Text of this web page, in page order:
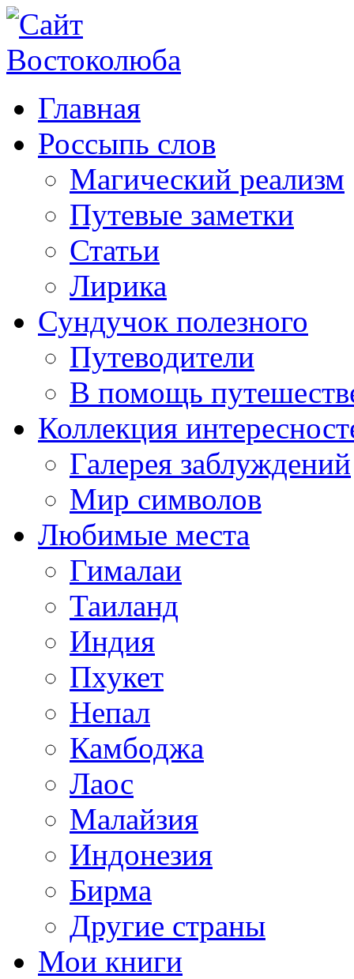
Главная
Россыпь слов
Магический реализм
Путевые заметки
Статьи
Лирика
Сундучок полезного
Путеводители
В помощь
Коллекция
Галерея заблуждений
Мир символов
Любимые места
Гималаи
Таиланд
Индия
Пхукет
Непал
Камбоджа
Лаос
Малайзия
Индонезия
Бирма
Другие страны
Мои книги